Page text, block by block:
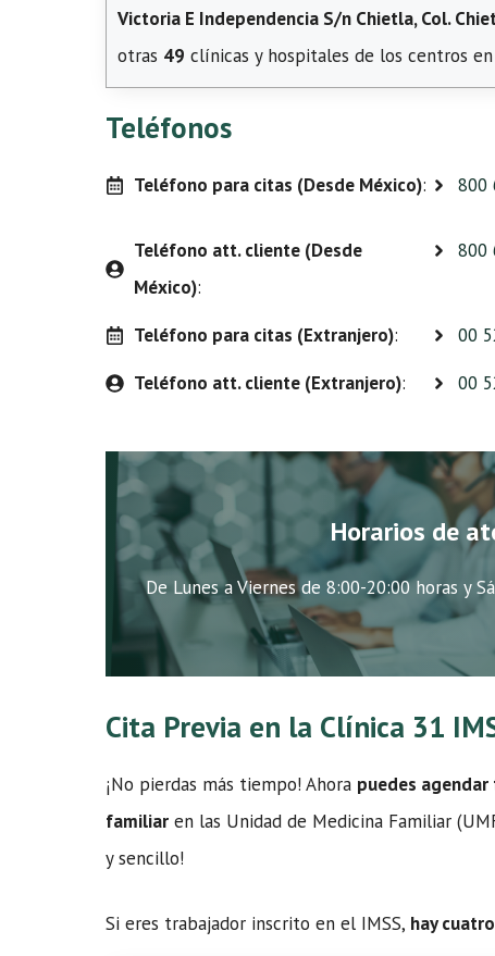
Victoria E Independencia S/n Chietla, Col.
otras 49 clínicas y hospitales de los centros en
Teléfonos
Teléfono para citas (Desde México): 800
Teléfono att. cliente (Desde
México):
800
Teléfono para citas (Extranjero):
00
Teléfono att. cliente (Extranjero): 00
Horarios de
De Lunes a Viernes de 8:00-20:00 horas y
Cita Previa en la Clínica 31
¡No pierdas más tiempo! Ahora puedes
familiar en las Unidad de Medicina Familiar
y sencillo!
Si eres trabajador inscrito en el IMSS, hay